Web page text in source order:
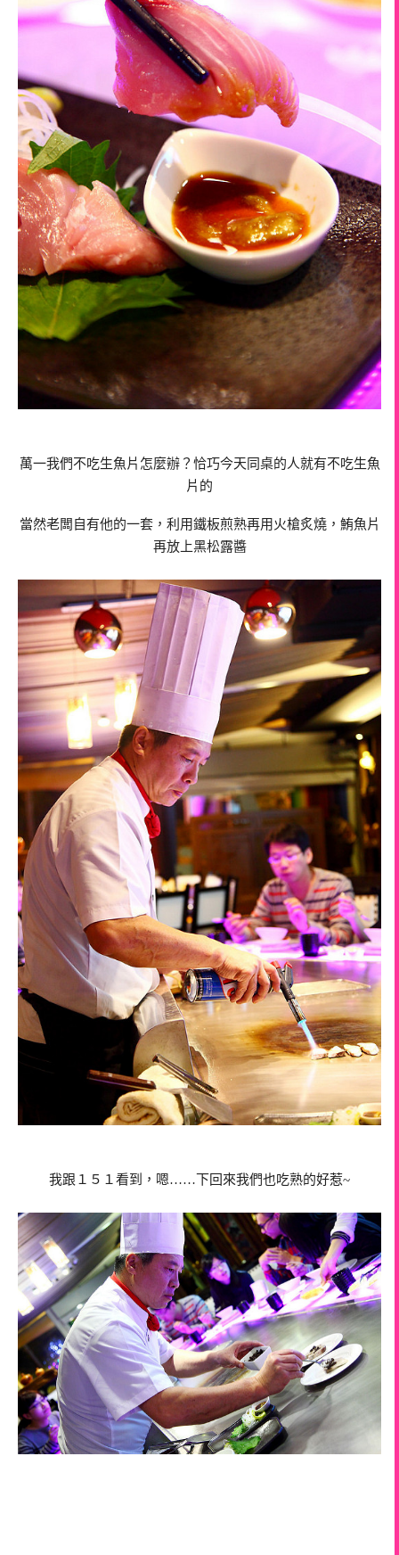
萬一我們不吃生魚片怎麼辦？恰巧今天同桌的人就有不吃生魚
片的
當然老闆自有他的一套，利用鐵板煎熟再用火槍炙燒，鮪魚片
再放上黑松露醬
我跟１５１看到，嗯……下回來我們也吃熟的好惹~